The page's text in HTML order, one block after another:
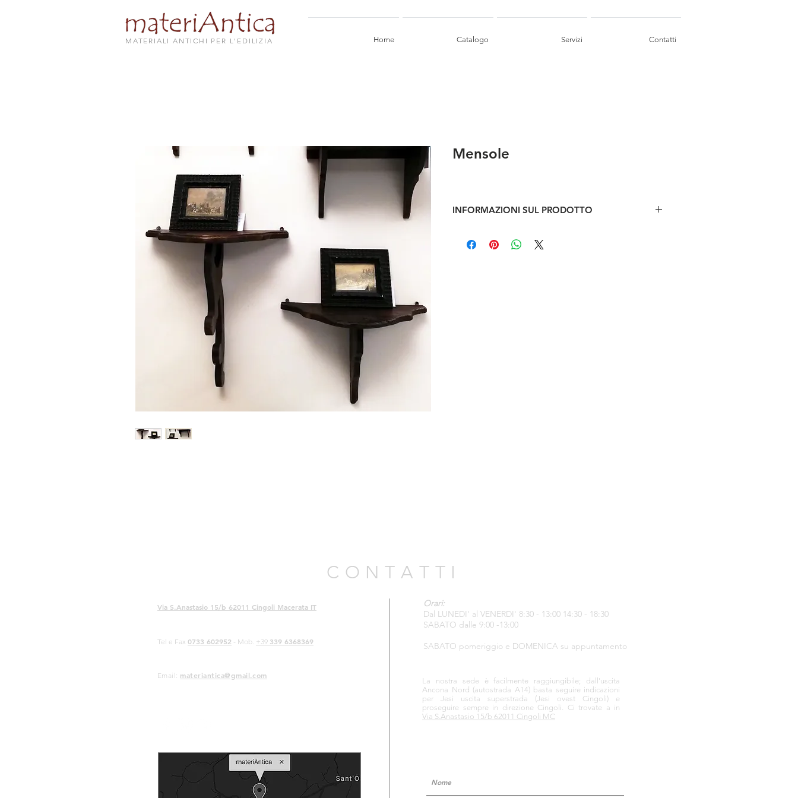
MATERIALI ANTICHI PER L'EDILIZIA Home Catalogo Servizi Contatti
Mensole
INFORMAZIONI SUL PRODOTTO
grandezze
C O N T A T T I
Via S.Anastasio 15/b 62011 Cingoli Macerata IT
Tel e Fax 0733 602952 - Mob. +39 339 6368369
Email: materiantica@gmail.com
Orari:
Dal LUNEDI' al VENERDI' 8:30 - 13:00 14:30 - 18:30
SABATO dalle 9:00 -13:00
SABATO pomeriggio e DOMENICA su appuntamento
La nostra sede è facilmente raggiungibile; dall'uscita
Ancona Nord (autostrada A14) basta seguire indicazioni
per Jesi uscita superstrada (Jesi ovest Cingoli) e
proseguire sempre in direzione Cingoli. Ci trovate a in
Via S.Anastasio 15/b 62011 Cingoli MC